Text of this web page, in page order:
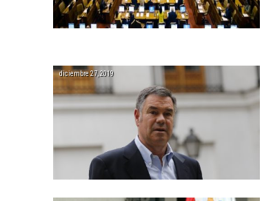
diciembre 27, 2019